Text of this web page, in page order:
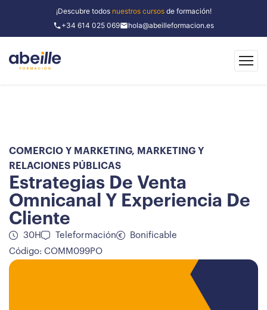
¡Descubre todos nuestros cursosde formación!
+34 614 025 069
hola@abeilleformacion.es
COMERCIO Y MARKETING, MARKETING Y
RELACIONES PÚBLICAS
Estrategias De Venta
Omnicanal Y Experiencia De
Cliente
30H Teleformación
Bonificable
Código: COMM099PO